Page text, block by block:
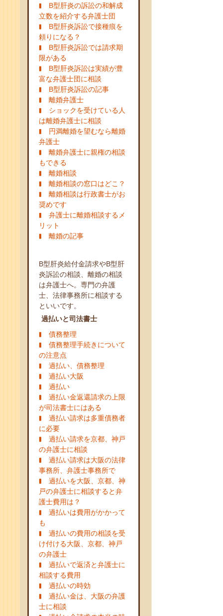
B型肝炎の訴訟の和解成
立数を紹介する弁護士団
B型肝炎訴訟で接種痕を
頼りになる？
B型肝炎訴訟では請求期
限がある
B型肝炎訴訟は実績が豊
富な弁護士団に相談
B型肝炎訴訟の記事
離婚弁護士
ショックを受けている人
は離婚弁護士に相談
円満離婚を望むなら離婚
弁護士
離婚弁護士に親権の相談
もできる
離婚相談
離婚相談の窓口はどこ？
離婚相談は行政書士がお
奨めです
弁護士に離婚相談するメ
リット
離婚の記事
B型肝炎給付金請求やB型肝
炎訴訟の相談、離婚の相談
は弁護士へ。専門の弁護
士、法律事務所に相談する
といいです。
過払いと司法書士
債務整理
債務整理手続きについて
の注意点
過払い、債務整理
過払い大阪
過払い
過払い金返還請求の上限
が司法書士にはある
過払い請求は多重債務者
に必要
過払い請求を京都、神戸
の弁護士に相談
過払い請求は大阪の法律
事務所、弁護士事務所で
過払いを大阪、京都、神
戸の弁護士に相談すると弁
護士費用は？
過払いは費用がかかって
も
過払いの費用の相談を受
け付ける大阪、京都、神戸
の弁護士
過払いで返済と弁護士に
相談する費用
過払いの時効
過払い金は、大阪の弁護
士に相談